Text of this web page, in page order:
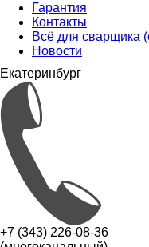
Гарантия
Контакты
Всё для сварщика
Новости
Екатеринбург
+7 (343) 226-08-36